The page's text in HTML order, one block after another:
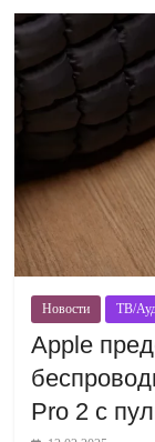
Новости ТВ/
Apple
Pro 2 с